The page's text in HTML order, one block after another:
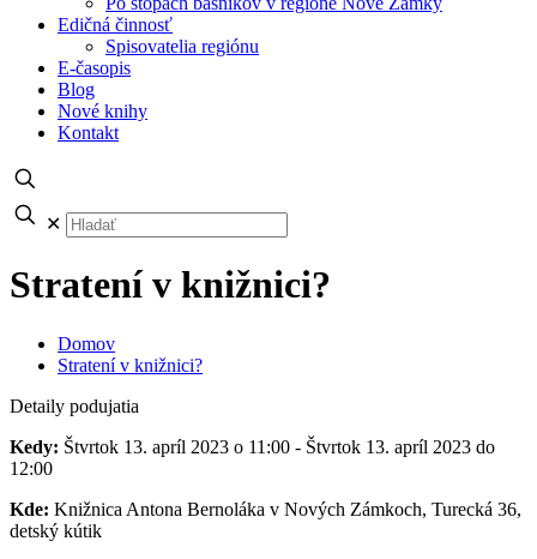
Edičná činnosť
Spisovatelia regiónu
E-časopis
Blog
Nové knihy
Kontakt
✕
Stratení v knižnici?
Domov
Stratení v knižnici?
Detaily podujatia
Kedy: Štvrtok 13. apríl 2023 o 11:00 - Štvrtok 13. apríl 2023 do
12:00
Kde: Knižnica Antona Bernoláka v Nových Zámkoch, Turecká 36,
detský kútik